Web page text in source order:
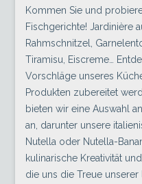
Kommen Sie und
Fischgerichte! Jardinière
Rahmschnitzel,
Tiramisu, Eiscreme…
Vorschläge unseres
Produkten zubereitet
bieten wir eine Auswahl
an, darunter unsere
Nutella oder Nutella-
kulinarische Kreativität
die uns die Treue